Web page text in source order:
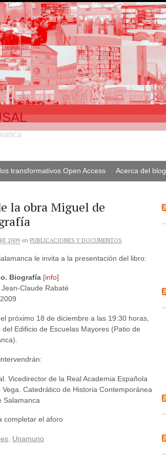
transformativos Open Access Acerca del blog
la obra Miguel de
2009 en PUBLICACIONES Y DOCUMENTOS
le invita a la presentación del libro:
Biografía [info]
Claude Rabaté
próximo 18 de diciembre a las 19:30 horas,
Edificio de Escuelas Mayores (Patio de
Vicedirector de la Real Academia Española
Catedrático de Historia Contemporánea
Salamanca
completar el aforo
, Unamuno